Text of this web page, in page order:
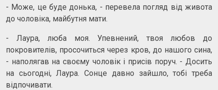
- Може, це буде донька, - перевела погляд від живота
до чоловіка, майбутня мати.
- Лаура, люба моя. Упевнений, твоя любов до
покровителів, просочиться через кров, до нашого сина,
- наполягав на своєму чоловік і присів поруч. - Досить
на сьогодні, Лаура. Сонце давно зайшло, тобі треба
відпочивати.